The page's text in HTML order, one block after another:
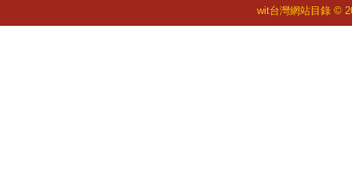
wit台灣網站目錄 ©